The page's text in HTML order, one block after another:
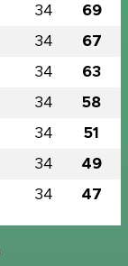
34 69
34 67
34 63
34 58
34 51
34 49
34 47